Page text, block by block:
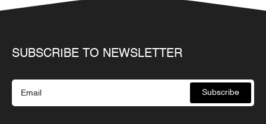
SUBSCRIBE TO NEWSLETTER
Subscribe